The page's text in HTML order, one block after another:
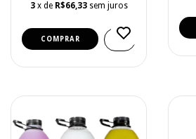
3 x de R$66,33 sem juros